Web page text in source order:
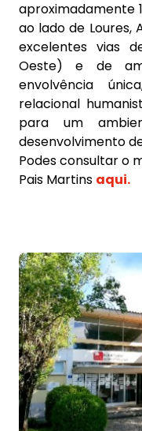
aproximadamente
ao lado de Loures,
excelentes vias
Oeste) e de
envolvência
relacional
para um
desenvolvimento
Podes consultar o
Pais Martins aqui.